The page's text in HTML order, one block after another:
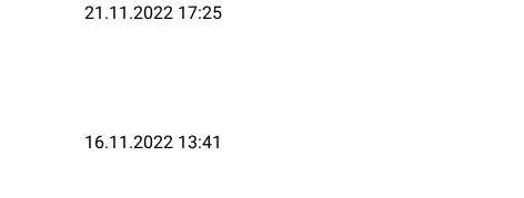
21.11.2022 17:25
16.11.2022 13:41